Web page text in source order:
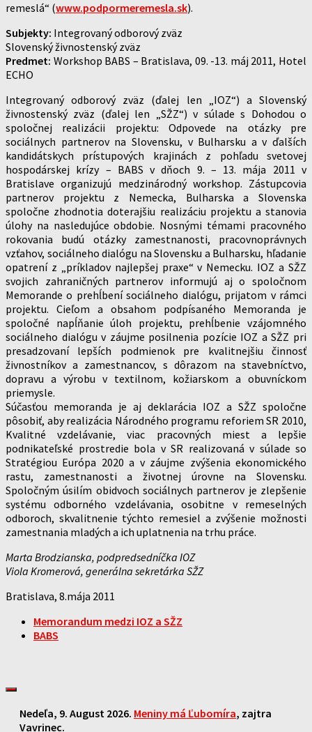
remeslá“ (www.podpormeremesla.sk).
Subjekty: Integrovaný odborový zväz
Slovenský živnostenský zväz
Predmet: Workshop BABS – Bratislava, 09. -13. máj 2011, Hotel
ECHO
Integrovaný odborový zväz (ďalej len „IOZ“) a Slovenský
živnostenský zväz (ďalej len „SŽZ“) v súlade s Dohodou o
spoločnej realizácii projektu: Odpovede na otázky pre
sociálnych partnerov na Slovensku, v Bulharsku a v ďalších
kandidátskych prístupových krajinách z pohľadu svetovej
hospodárskej krízy – BABS v dňoch 9. – 13. mája 2011 v
Bratislave organizujú medzinárodný workshop. Zástupcovia
partnerov projektu z Nemecka, Bulharska a Slovenska
spoločne zhodnotia doterajšiu realizáciu projektu a stanovia
úlohy na nasledujúce obdobie. Nosnými témami pracovného
rokovania budú otázky zamestnanosti, pracovnoprávnych
vzťahov, sociálneho dialógu na Slovensku a Bulharsku, hľadanie
opatrení z „príkladov najlepšej praxe“ v Nemecku. IOZ a SŽZ
svojich zahraničných partnerov informujú aj o spoločnom
Memorande o prehĺbení sociálneho dialógu, prijatom v rámci
projektu. Cieľom a obsahom podpísaného Memoranda je
spoločné napĺňanie úloh projektu, prehĺbenie vzájomného
sociálneho dialógu v záujme posilnenia pozície IOZ a SŽZ pri
presadzovaní lepších podmienok pre kvalitnejšiu činnosť
živnostníkov a zamestnancov, s dôrazom na stavebníctvo,
dopravu a výrobu v textilnom, kožiarskom a obuvníckom
priemysle.
Súčasťou memoranda je aj deklarácia IOZ a SŽZ spoločne
pôsobiť, aby realizácia Národného programu reforiem SR 2010,
Kvalitné vzdelávanie, viac pracovných miest a lepšie
podnikateľské prostredie bola v SR realizovaná v súlade so
Stratégiou Európa 2020 a v záujme zvýšenia ekonomického
rastu, zamestnanosti a životnej úrovne na Slovensku.
Spoločným úsilím obidvoch sociálnych partnerov je zlepšenie
systému odborného vzdelávania, osobitne v remeselných
odboroch, skvalitnenie týchto remesiel a zvýšenie možnosti
zamestnania mladých a ich uplatnenia na trhu práce.
Marta Brodzianska, podpredsedníčka IOZ
Viola Kromerová, generálna sekretárka SŽZ
Bratislava, 8.mája 2011
Memorandum medzi IOZ a SŽZ
BABS
Nedeľa, 9. August 2026. Meniny má Ľubomíra, zajtra
Vavrinec.